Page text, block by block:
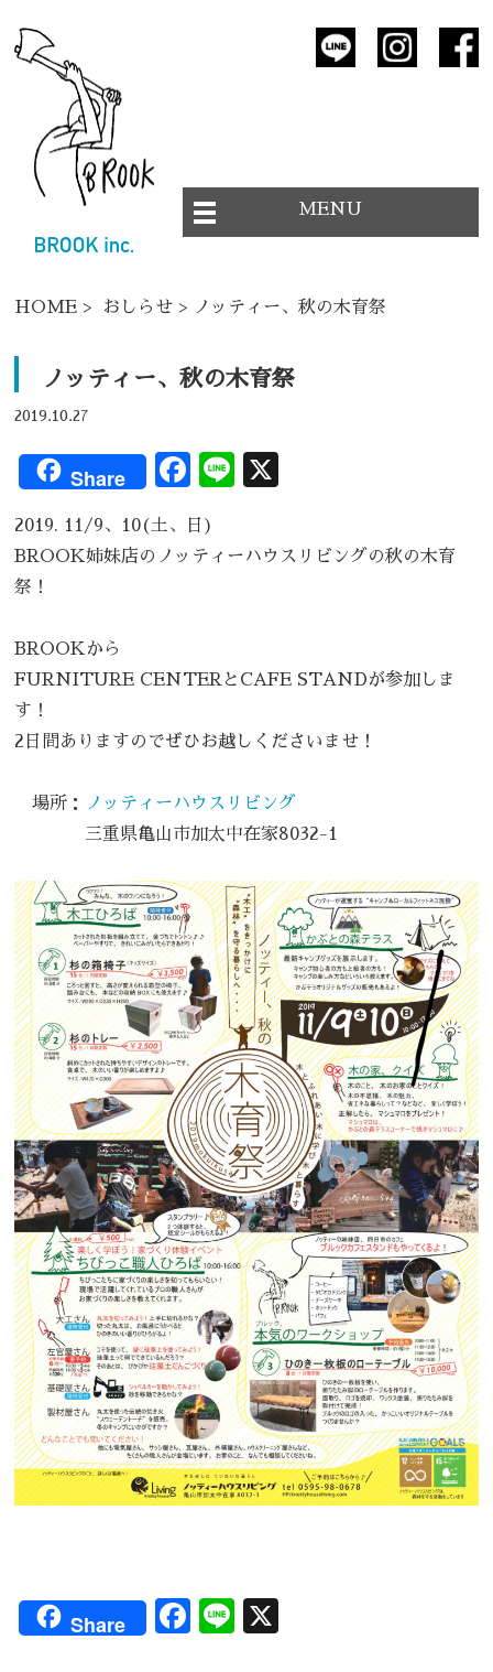
MENU
HOME > おしらせ > ノッティー、秋の木育祭
ノッティー、秋の木育祭
2019.10.27
Share Facebook
Line
2019. 11/9、10(土、日)
BROOK姉妹店のノッティーハウスリビングの秋の木育
祭！
BROOKから
FURNITURE CENTERとCAFE STANDが参加しま
す！
2日間ありますのでぜひお越しくださいませ！
場所：
ノッティーハウスリビング
三重県亀山市加太中在家8032-1
Share Facebook
Line